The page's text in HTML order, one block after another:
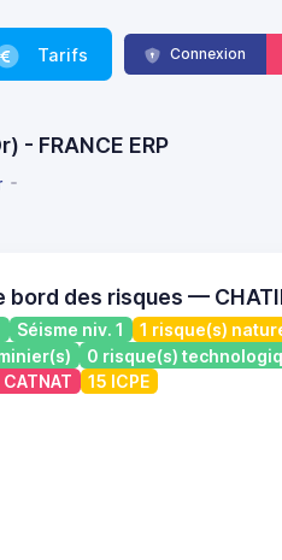
Tarifs Connexion
- FRANCE ERP
bord des risques —
Séisme niv. 1
1 risque(s)
0 risque(s)
15 ICPE